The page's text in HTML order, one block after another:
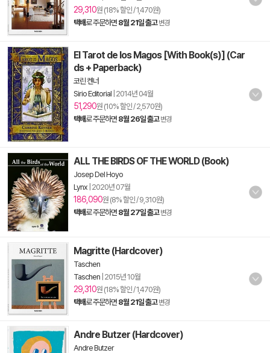
29,310원 (18% 할인 / 1,470원)
택배로 주문하면 8월 21일 출고 변경
El Tarot de los Magos [With Book(s)] (Car
ds + Paperback)
코린 켄너
Sirio Editorial 2014년 04월
51,290원 (10% 할인 / 2,570원)
택배로 주문하면 8월 26일 출고 변경
ALL THE BIRDS OF THE WORLD (Book)
Josep Del Hoyo
Lynx 2020년 07월
186,090원 (8% 할인 / 9,310원)
택배로 주문하면 8월 27일 출고 변경
Magritte (Hardcover)
Taschen
Taschen 2015년 10월
29,310원 (18% 할인 / 1,470원)
택배로 주문하면 8월 21일 출고 변경
Andre Butzer (Hardcover)
Andre Butzer